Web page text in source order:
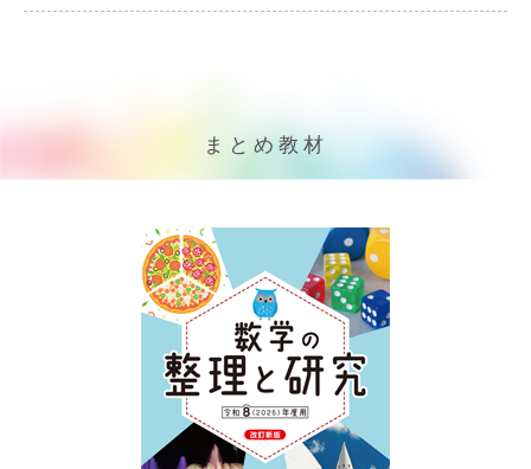
まとめ教材